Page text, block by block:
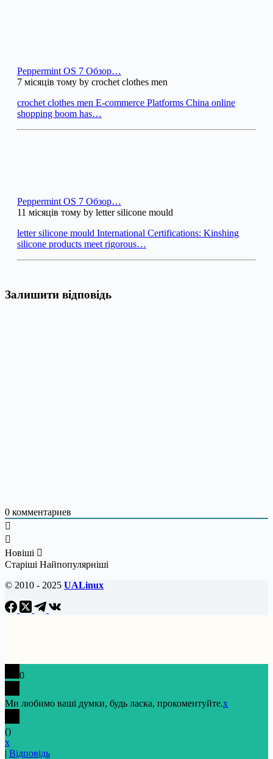
Peppermint OS 7 Обзор…
7 місяців тому by crochet clothes men
crochet clothes men E-commerce Platforms China online
shopping boom has…
Peppermint OS 7 Обзор…
11 місяців тому by letter silicone mould
letter silicone mould International Certifications: Kinshing
silicone products meet rigorous…
Залишити відповідь
0 комментариев
Новіші
Старіші Найпопулярніші
© 2010 - 2025 UALinux
0
Ми любимо ваші думки, будь ласка, прокоментуйте.x
()
x
| Відповідь